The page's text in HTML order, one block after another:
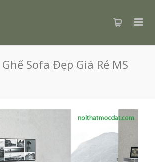
Sofa Đẹp Giá Rẻ MS